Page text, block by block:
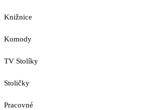
Knižnice
Komody
TV Stolíky
Stoličky
Pracovné